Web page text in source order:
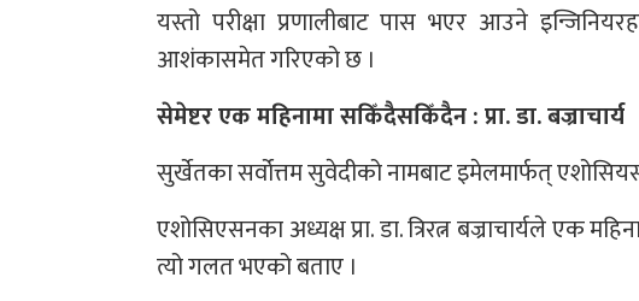
यस्तो परीक्षा प्रणालीबाट पास भएर आउने
आशंकासमेत गरिएको छ ।
सेमेष्टर एक महिनामा सकिँदैसकिँदैन : प्रा. डा. बज्राचार्य
सुर्खेतका सर्वोत्तम सुवेदीको नामबाट इमेलमार्फत्
एशोसिएसनका अध्यक्ष प्रा. डा. त्रिरत्न बज्राचार्यले एक
त्यो गलत भएको बताए ।